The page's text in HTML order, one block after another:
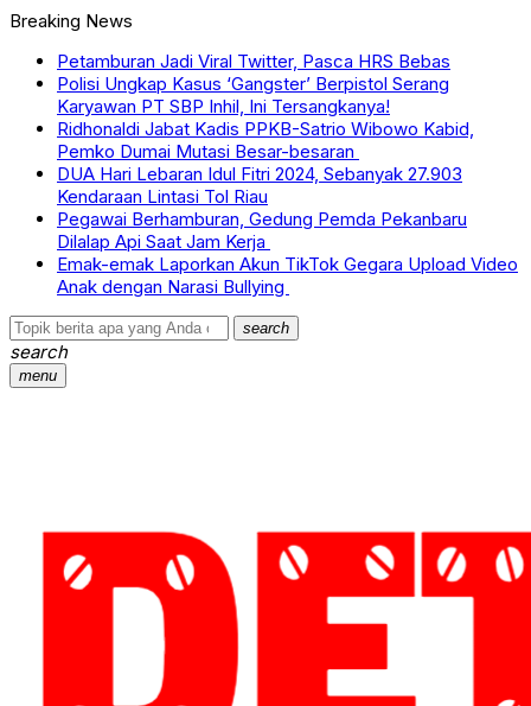
Breaking News
Petamburan Jadi Viral Twitter, Pasca HRS Bebas
Polisi Ungkap Kasus ‘Gangster’ Berpistol Serang
Karyawan PT SBP Inhil, Ini Tersangkanya!
Ridhonaldi Jabat Kadis PPKB-Satrio Wibowo Kabid,
Pemko Dumai Mutasi Besar-besaran
DUA Hari Lebaran Idul Fitri 2024, Sebanyak 27.903
Kendaraan Lintasi Tol Riau
Pegawai Berhamburan, Gedung Pemda Pekanbaru
Dilalap Api Saat Jam Kerja
Emak-emak Laporkan Akun TikTok Gegara Upload Video
Anak dengan Narasi Bullying
search
search
menu